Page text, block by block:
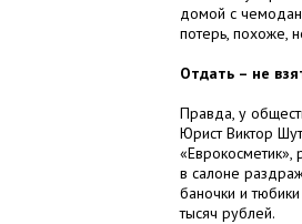
домой с
потерь, похоже,
Отдать – не
Правда, у
Юрист Виктор
в салоне
баночки и
тысяч рублей.